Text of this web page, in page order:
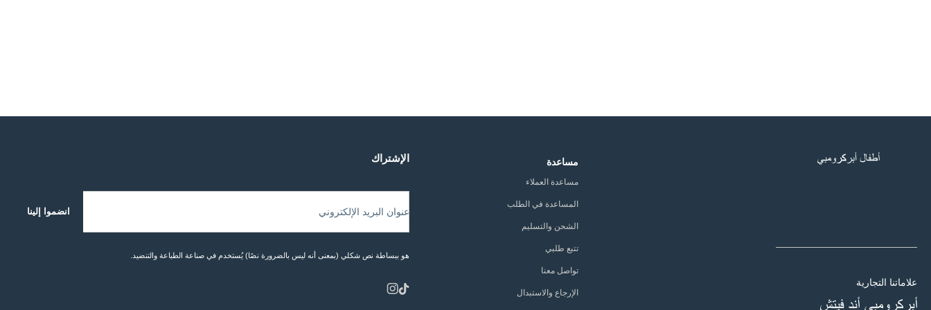
علاماتنا التجارية
مساعدة
مساعدة العملاء
المساعدة في الطلب
الشحن والتسليم
تتبع طلبي
تواصل معنا
الإرجاع والاستبدال
الإشتراك
عنوان البريد الإلكتروني انضموا إلينا
هو ببساطة نص شكلي (بمعنى أنه ليس بالضرورة نصًا) يُستخدم في صناعة الطباعة والتنضيد.